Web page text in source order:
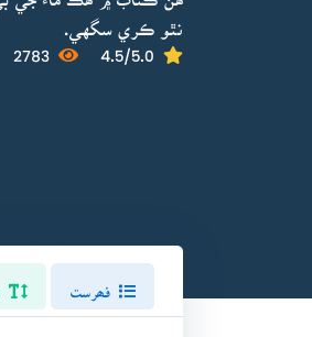
نٿو ڪري سگهي.
4.5/5.0
2783